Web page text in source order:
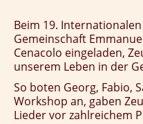
Beim 19.
Gemeinschaft
Cenacolo eingeladen,
unserem Leben in der
So boten Georg, Fabio,
Workshop an, gaben
Lieder vor zahlreichem